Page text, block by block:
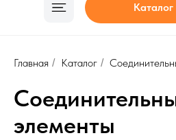
Каталог
Главная / Каталог /
элементы